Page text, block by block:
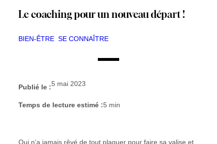
Le coaching pour un nouveau départ !
BIEN-ÊTRE SE CONNAÎTRE
Publié le :5 mai 2023
Temps de lecture estimé :5 min
Qui n’a jamais rêvé de tout plaquer pour faire sa valise et